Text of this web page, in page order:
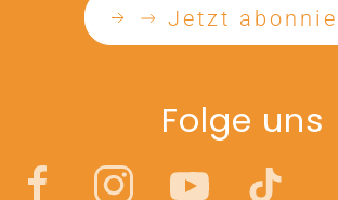
Jetzt
Folge uns